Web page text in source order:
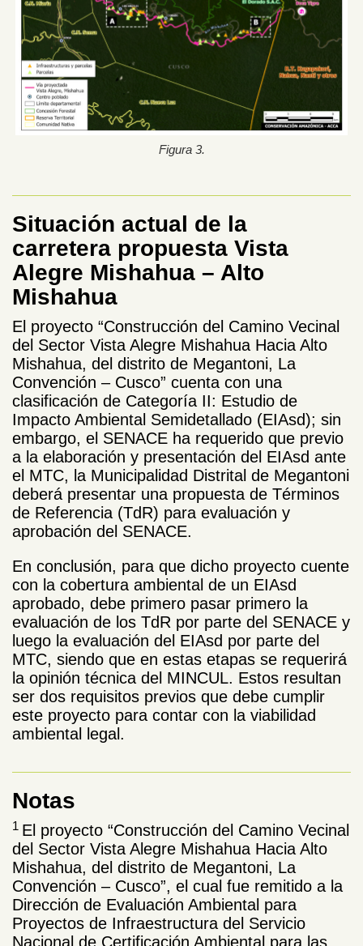
Figura 3.
Situación actual de la
carretera propuesta Vista
Alegre Mishahua – Alto
Mishahua
El proyecto “Construcción del Camino Vecinal
del Sector Vista Alegre Mishahua Hacia Alto
Mishahua, del distrito de Megantoni, La
Convención – Cusco” cuenta con una
clasificación de Categoría II: Estudio de
Impacto Ambiental Semidetallado (EIAsd); sin
embargo, el SENACE ha requerido que previo
a la elaboración y presentación del EIAsd ante
el MTC, la Municipalidad Distrital de Megantoni
deberá presentar una propuesta de Términos
de Referencia (TdR) para evaluación y
aprobación del SENACE.
En conclusión, para que dicho proyecto cuente
con la cobertura ambiental de un EIAsd
aprobado, debe primero pasar primero la
evaluación de los TdR por parte del SENACE y
luego la evaluación del EIAsd por parte del
MTC, siendo que en estas etapas se requerirá
la opinión técnica del MINCUL. Estos resultan
ser dos requisitos previos que debe cumplir
este proyecto para contar con la viabilidad
ambiental legal.
Notas
1 El proyecto “Construcción del Camino Vecinal
del Sector Vista Alegre Mishahua Hacia Alto
Mishahua, del distrito de Megantoni, La
Convención – Cusco”, el cual fue remitido a la
Dirección de Evaluación Ambiental para
Proyectos de Infraestructura del Servicio
Nacional de Certificación Ambiental para las